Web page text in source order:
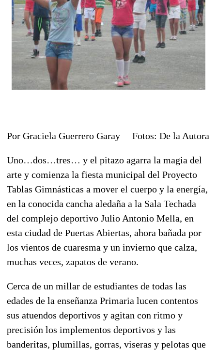
Por Graciela Guerrero Garay Fotos: De la Autora
Uno…dos…tres… y el pitazo agarra la magia del
arte y comienza la fiesta municipal del Proyecto
Tablas Gimnásticas a mover el cuerpo y la energía,
en la conocida cancha aledaña a la Sala Techada
del complejo deportivo Julio Antonio Mella, en
esta ciudad de Puertas Abiertas, ahora bañada por
los vientos de cuaresma y un invierno que calza,
muchas veces, zapatos de verano.
Cerca de un millar de estudiantes de todas las
edades de la enseñanza Primaria lucen contentos
sus atuendos deportivos y agitan con ritmo y
precisión los implementos deportivos y las
banderitas, plumillas, gorras, viseras y pelotas que